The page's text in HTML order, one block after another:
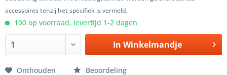
accessoires tenzij het specifiek is vermeld.
100 op voorraad, levertijd 1-2 dagen
In Winkelmandje
Onthouden Beoordeling